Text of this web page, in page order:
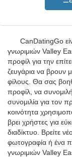
CanDatingGo
γνωριμιών Valley
προφίλ για την
ζευγάρια να βρουν
φίλους. Θα σας
προφίλ, να
συνομιλία για τον
κοινότητα
βρει χρήστες για
διαδίκτυο. Βρείτε
φωτογραφία ή ένα
γνωριμιών Valley